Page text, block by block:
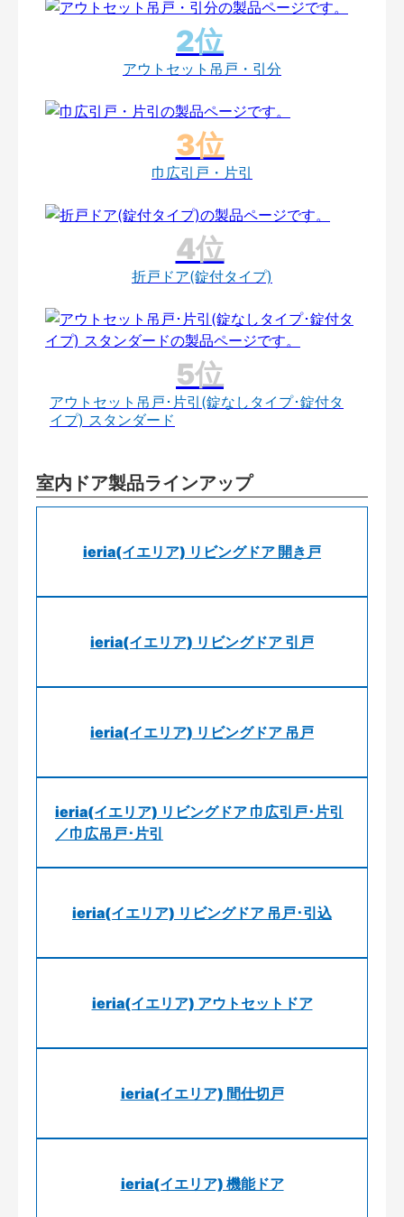
アウトセット吊戸・引分
巾広引戸・片引
折戸ドア(錠付タイプ)
アウトセット吊戸･片引(錠なしタイプ･錠付タ
イプ) スタンダード
室内ドア製品ラインアップ
ieria(イエリア) リビングドア 開き戸
ieria(イエリア) リビングドア 引戸
ieria(イエリア) リビングドア 吊戸
ieria(イエリア) リビングドア 巾広引戸･片引
／巾広吊戸･片引
ieria(イエリア) リビングドア 吊戸･引込
ieria(イエリア) アウトセットドア
ieria(イエリア) 間仕切戸
ieria(イエリア) 機能ドア